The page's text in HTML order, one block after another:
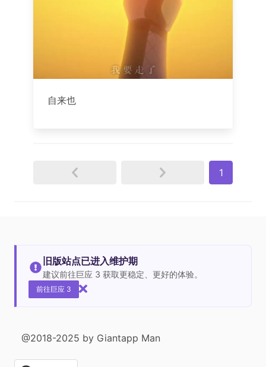
自来也
1
旧版站点已进入维护期
建议前往巨应 3 获取更稳定、更好的体验。
前往巨应 3
@2018-2025 by Giantapp Man